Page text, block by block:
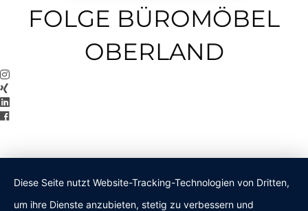
FOLGE BÜROMÖBEL
OBERLAND
Diese Seite nutzt Website-Tracking-Technologien von Dritten,
um ihre Dienste anzubieten, stetig zu verbessern und